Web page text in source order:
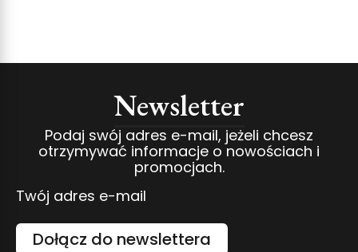
Newsletter
Podaj swój adres e-mail, jeżeli chcesz
otrzymywać informacje o nowościach i
promocjach.
Twój adres e-mail
Dołącz do newslettera